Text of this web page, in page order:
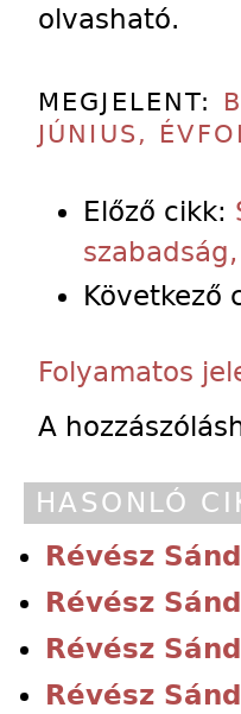
olvasható.
MEGJELENT:
JÚNIUS,
Előző cikk:
Következő
Folyamatos
A
HASONLÓ
Révész
Révész
Révész
Révész